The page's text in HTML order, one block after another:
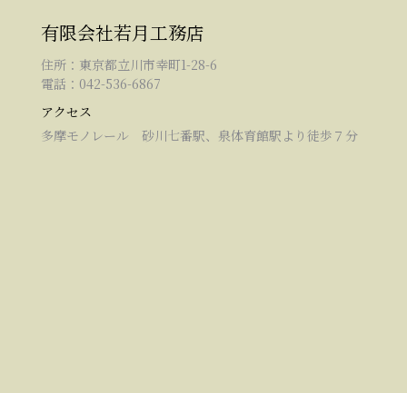
有限会社若月工務店
住所：東京都立川市幸町1-28-6
電話：042-536-6867
アクセス
多摩モノレール 砂川七番駅、泉体育館駅より徒歩７分